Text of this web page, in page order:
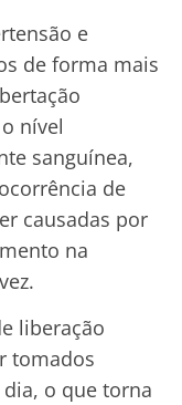
e
de forma mais
nível
sanguínea,
de
causadas por
na
liberação
tomados
o que torna